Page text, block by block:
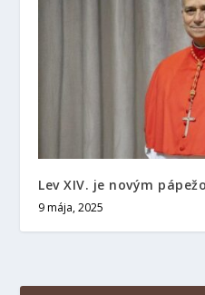
Lev XIV. je novým
9 mája, 2025